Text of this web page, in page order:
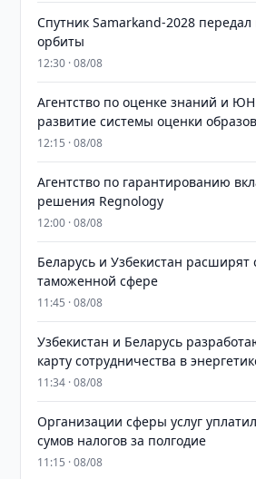
Спутник Samarkand-2028
орбиты
12:30 · 08/08
Агентство по оценке знаний и
развитие системы оценки
12:15 · 08/08
Агентство по гарантированию
решения Regnology
12:00 · 08/08
Беларусь и Узбекистан расширят
таможенной сфере
11:45 · 08/08
Узбекистан и Беларусь
карту сотрудничества в
11:34 · 08/08
Организации сферы услуг
сумов налогов за полгодие
11:15 · 08/08